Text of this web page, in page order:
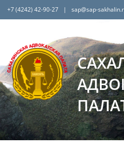
+7 (4242) 42-90-27 | sap@sap-